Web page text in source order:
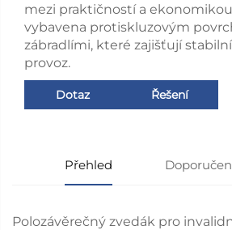
mezi praktičností a
vybavena protiskluzovým
zábradlími, které zajišťují
provoz.
Dotaz Řešení
Přehled
Polozávěrečný zvedák pro